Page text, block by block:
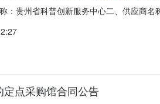
：贵州省科普创新服务中心二、供应商
克斯/AUXYCB-70,件2.00450900服务要
点采购馆合同公告